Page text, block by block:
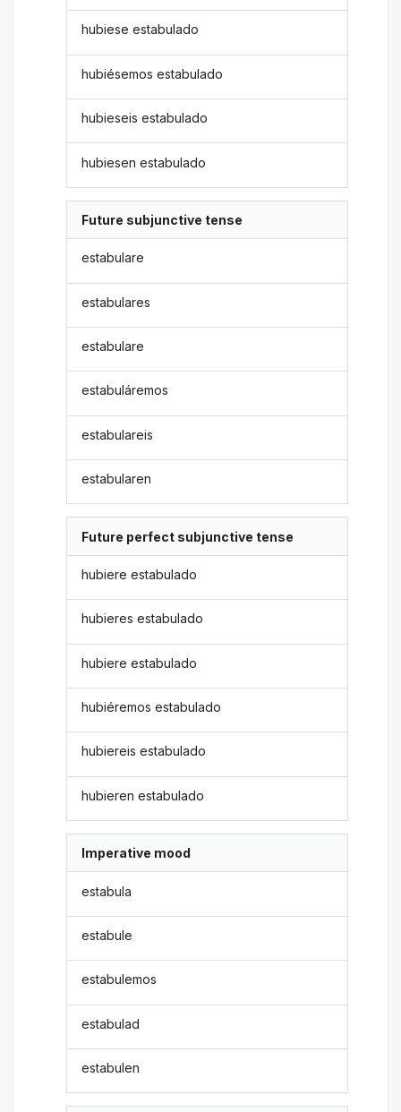
hubiese estabulado
hubiésemos estabulado
hubieseis estabulado
hubiesen estabulado
Future subjunctive tense
estabulare
estabulares
estabulare
estabuláremos
estabulareis
estabularen
Future perfect subjunctive tense
hubiere estabulado
hubieres estabulado
hubiere estabulado
hubiéremos estabulado
hubiereis estabulado
hubieren estabulado
Imperative mood
estabula
estabule
estabulemos
estabulad
estabulen